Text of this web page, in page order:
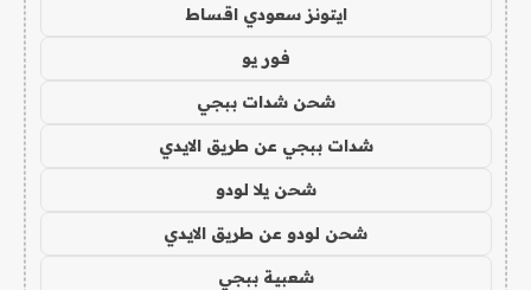
ايتونز سعودي اقساط
فور يو
شحن شدات ببجي
شدات ببجي عن طريق الايدي
شحن يلا لودو
شحن لودو عن طريق الايدي
شعبية ببجي